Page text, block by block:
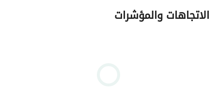
الاتجاهات والمؤشرات